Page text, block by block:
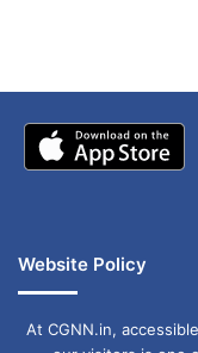
Website Policy
At CGNN.in,